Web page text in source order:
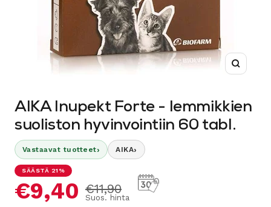
AIKA Inupekt Forte - lemmikkien
suoliston hyvinvointiin 60 tabl.
Vastaavat tuotteet› AIKA›
SÄÄSTÄ 21%
Alennushinta
€9,40 Normaalihinta
€11,90
Suos. hinta